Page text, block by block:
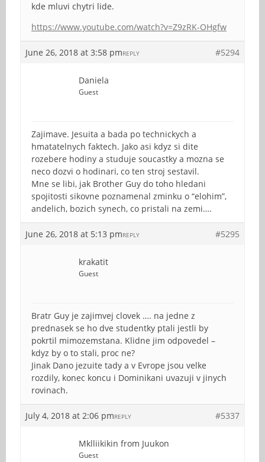
kde mluvi chytri lide.
https://www.youtube.com/watch?v=Z9zRK-OHgfw
June 26, 2018 at 3:58 pm #5294
REPLY
Daniela
Guest
Zajimave. Jesuita a bada po technickych a
hmatatelnych faktech. Jako asi kdyz si dite
rozebere hodiny a studuje soucastky a mozna se
neco dozvi o hodinari, co ten stroj sestavil.
Mne se libi, jak Brother Guy do toho hledani
spojitosti sikovne poznamenal zminku o “elohim”,
andelich, bozich synech, co pristali na zemi….
June 26, 2018 at 5:13 pm #5295
REPLY
krakatit
Guest
Bratr Guy je zajimvej clovek …. na jedne z
prednasek se ho dve studentky ptali jestli by
pokrtil mimozemstana. Klidne jim odpovedel –
kdyz by o to stali, proc ne?
Jinak Dano jezuite tady a v Evrope jsou velke
rozdily, konec koncu i Dominikani uvazuji v jinych
rovinach.
July 4, 2018 at 2:06 pm #5337
REPLY
Mklliikikin from Juukon
Guest